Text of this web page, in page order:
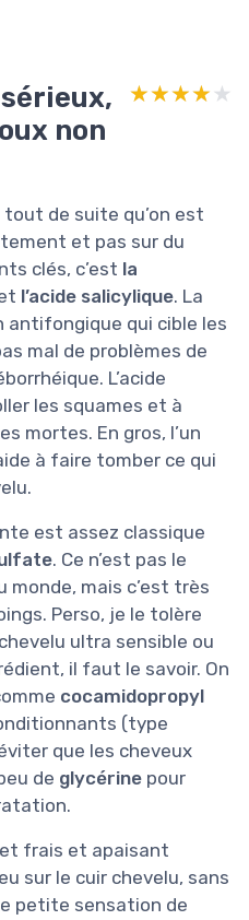
non
★★★★★
★★★★★
de suite qu’on est
et pas sur du
clés, c’est la
l’acide salicylique. La
antifongique qui cible les
mal de problèmes de
L’acide
les squames et à
mortes. En gros, l’un
à faire tomber ce qui
est assez classique
. Ce n’est pas le
mais c’est très
Perso, je le tolère
ultra sensible ou
il faut le savoir. On
cocamidopropyl
(type
que les cheveux
de glycérine pour
frais et apaisant
sur le cuir chevelu, sans
petite sensation de